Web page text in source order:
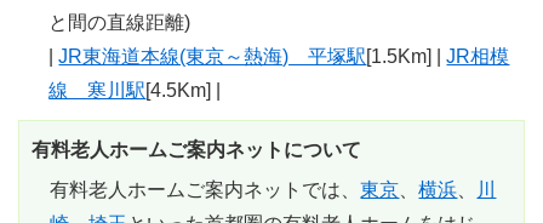
と間の直線距離)
|JR東海道本線(東京～熱海) 平塚駅[1.5Km] |JR相模
線 寒川駅[4.5Km] |
有料老人ホームご案内ネットについて
有料老人ホームご案内ネットでは、東京 、横浜
川